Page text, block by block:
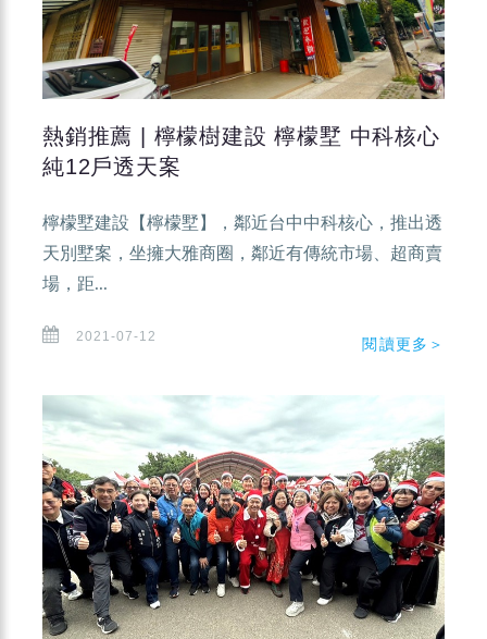
熱銷推薦 | 檸檬樹建設 檸檬墅 中科核心
純12戶透天案
檸檬墅建設【檸檬墅】，鄰近台中中科核心，推出透
天別墅案，坐擁大雅商圈，鄰近有傳統市場、超商賣
場，距...
2021-07-12 閱讀更多＞